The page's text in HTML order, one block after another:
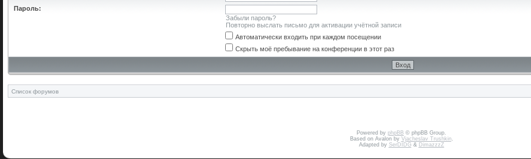
Пароль:
Забыли пароль?
Повторно выслать письмо для активации учётной записи
Автоматически входить при каждом посещении
Скрыть моё пребывание на конференции в этот раз
Список форумов
Powered by phpBB © phpBB Group.
Based on Avalon by Vjacheslav Trushkin.
Adapted by SerDIDG& DimazzzZ